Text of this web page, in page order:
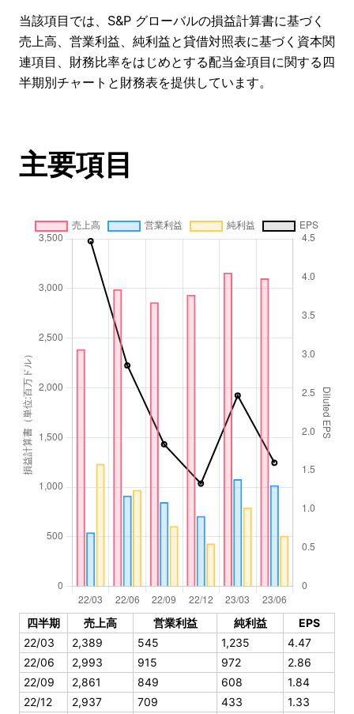
当該項目では、S&P グローバルの損益計算書に基づく
売上高、営業利益、純利益と貸借対照表に基づく資本関
連項目、財務比率をはじめとする配当金項目に関する四
半期別チャートと財務表を提供しています。
主要項目
四半期 売上高 営業利益 純利益
EPS
22/03
2,389 545 1,235
4.47
22/06
2,993 915 972
2.86
22/09
2,861 849 608
1.84
22/12
2,937 709 433
1.33